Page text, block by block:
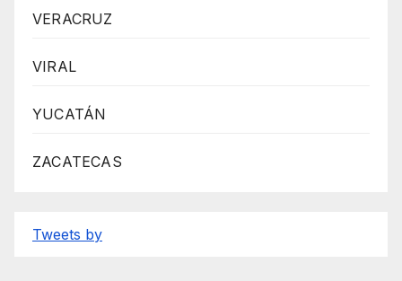
VERACRUZ
VIRAL
YUCATÁN
ZACATECAS
Tweets by